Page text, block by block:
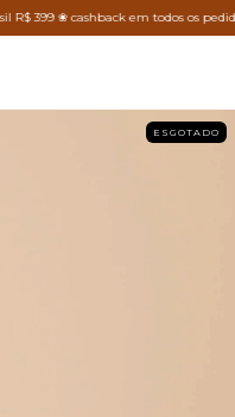
em todos os pedidos ❀
ESGOTADO